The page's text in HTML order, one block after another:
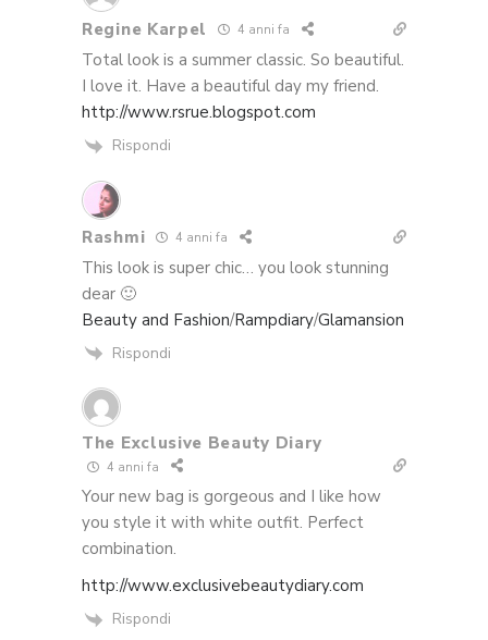
Regine Karpel 4 anni fa
Total look is a summer classic. So beautiful.
I love it. Have a beautiful day my friend.
http://www.rsrue.blogspot.com
Rispondi
Rashmi 4 anni fa
This look is super chic… you look stunning
dear 🙂
Beauty and Fashion/Rampdiary/Glamansion
Rispondi
The Exclusive Beauty Diary
4 anni fa
Your new bag is gorgeous and I like how
you style it with white outfit. Perfect
combination.
http://www.exclusivebeautydiary.com
Rispondi